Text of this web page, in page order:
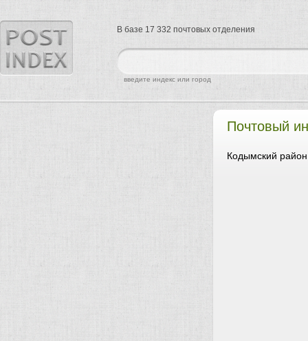
Почтовый
Кодымский
найти
введите индекс или город
В базе 17 332 почтовых отделения